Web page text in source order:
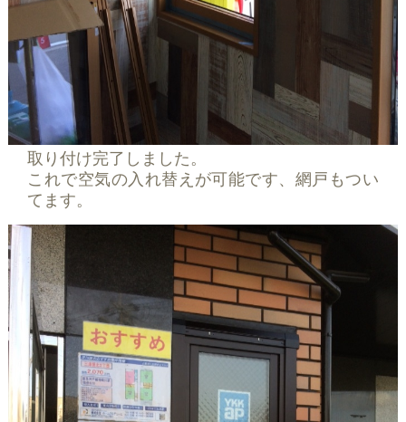
取り付け完了しました。
これで空気の入れ替えが可能です、網戸もつい
てます。